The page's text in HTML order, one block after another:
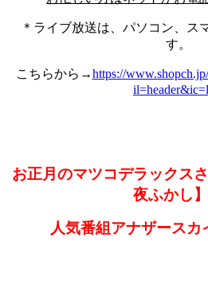
＊ライブ放送は、パソコン、ス
す。
こちらから→https://
お正月のマツコデラックス
夜ふかし
人気番組アナザースカ